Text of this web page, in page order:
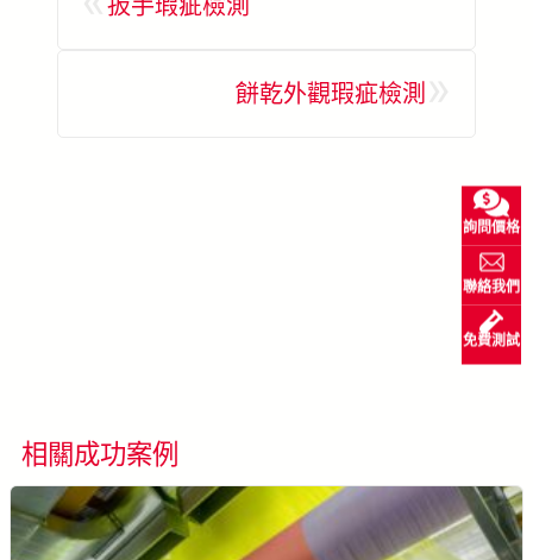
扳手瑕疵檢測
餅乾外觀瑕疵檢測
相關成功案例
詢問價格
聯絡我們
免費測試